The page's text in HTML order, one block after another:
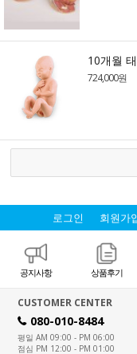
10개월
724,000원
로그인 회원가
공지사항 상품후기
CUSTOMER CENTER
H 080-010-8484
평일 AM 09:00 - PM 06:00
점심 PM 12:00 - PM 01:00